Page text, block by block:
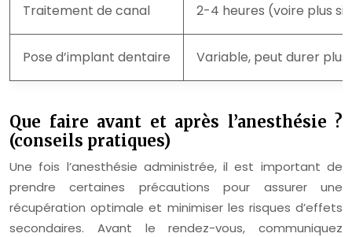
Traitement de canal 2-4 heures (voire plus
Pose d’implant dentaire Variable, peut durer
Que faire avant et après l’anesthésie ?
(conseils pratiques)
Une fois l’anesthésie administrée, il est important de
prendre certaines précautions pour assurer une
récupération optimale et minimiser les risques d’effets
secondaires. Avant le rendez-vous, communiquez